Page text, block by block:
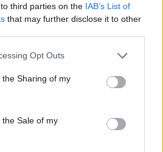
third parties on the IAB’s List of
that may further disclose it to other
Opt Outs
Sharing of my
Sale of my
faz isso:
Pictor